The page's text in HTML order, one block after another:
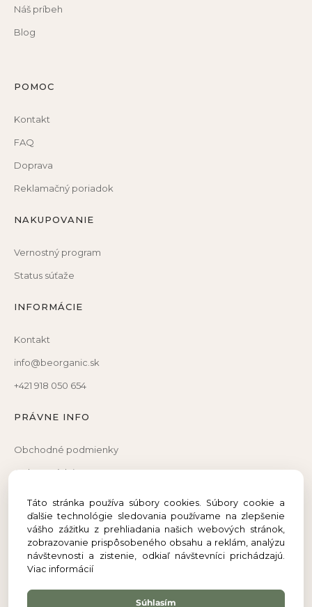
Náš príbeh
Blog
POMOC
Kontakt
FAQ
Doprava
Reklamačný poriadok
NAKUPOVANIE
Vernostný program
Status súťaže
INFORMÁCIE
Kontakt
info@beorganic.sk
+421 918 050 654
PRÁVNE INFO
Obchodné podmienky
Ochrana údajov
Reklamačný formulár
Odstúpenie od zmluvy
Táto stránka používa súbory cookies. Súbory cookie a
ďalšie technológie sledovania používame na zlepšenie
vášho zážitku z prehliadania našich webových stránok,
zobrazovanie prispôsobeného obsahu a reklám, analýzu
návštevnosti a zistenie, odkiaľ návštevníci prichádzajú.
Viac informácií
Súhlasím